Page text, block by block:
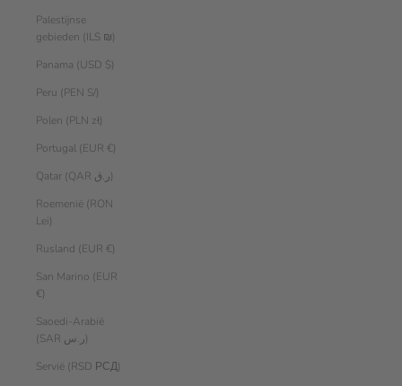
Palestijnse
gebieden (ILS ₪)
Panama (USD $)
Peru (PEN S/)
Polen (PLN zł)
Portugal (EUR €)
Qatar (QAR ر.ق)
Roemenië (RON
Lei)
Rusland (EUR €)
San Marino (EUR
€)
Saoedi-Arabië
(SAR ر.س)
Servië (RSD РСД)